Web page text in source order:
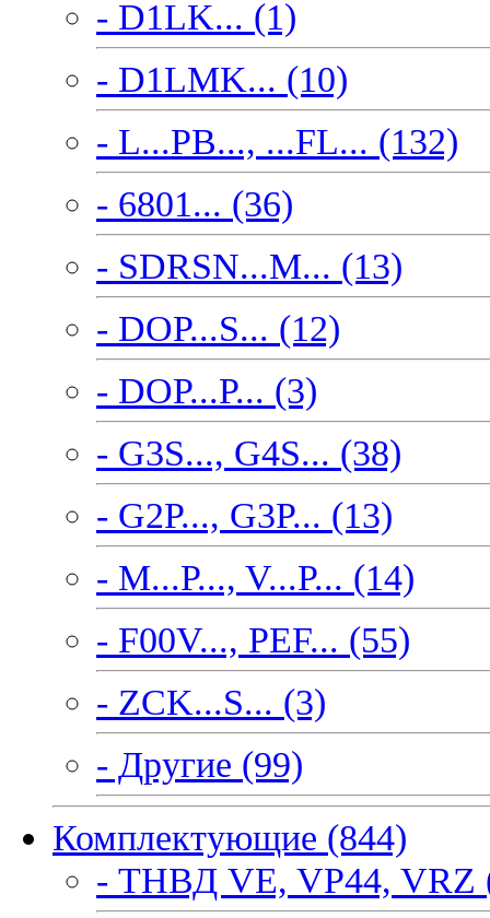
- D1LK... (1)
- D1LMK... (10)
- L...PB..., ...FL... (132)
- 6801... (36)
- SDRSN...M... (13)
- DOP...S... (12)
- DOP...P... (3)
- G3S..., G4S... (38)
- G2P..., G3P... (13)
- M...P..., V...P... (14)
- F00V..., PEF... (55)
- ZCK...S... (3)
- Другие (99)
Комплектующие (844)
- ТНВД VE, VP44, VRZ